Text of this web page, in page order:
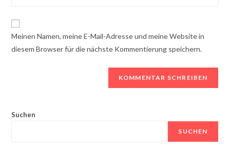
um
zu
kommentieren
Adresse
ein,
um
Ihre
Website-
Meinen Namen, meine E-Mail-Adresse und meine Website in
diesem Browser für die nächste Kommentierung speichern.
Suchen
SUCHEN